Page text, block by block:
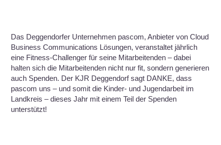
Das Deggendorfer Unternehmen pascom, Anbieter von Cloud
Business Communications Lösungen, veranstaltet jährlich
eine Fitness-Challenger für seine Mitarbeitenden – dabei
halten sich die Mitarbeitenden nicht nur fit, sondern generieren
auch Spenden. Der KJR Deggendorf sagt DANKE, dass
pascom uns – und somit die Kinder- und Jugendarbeit im
Landkreis – dieses Jahr mit einem Teil der Spenden
unterstützt!